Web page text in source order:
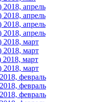
апрель
апрель
апрель
апрель
2018, март
2018, март
март
2018, март
февраль
февраль
февраль